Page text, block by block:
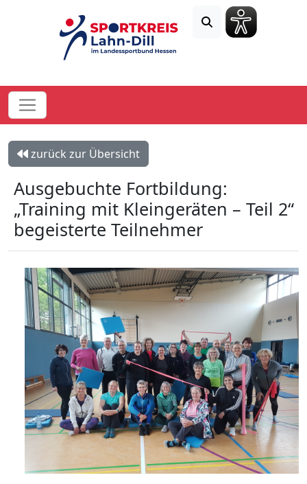
zurück zur Übersicht
Ausgebuchte Fortbildung:
„Training mit Kleingeräten – Teil 2“
begeisterte Teilnehmer